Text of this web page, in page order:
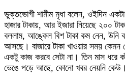
ভুক্তভোগী শামীম মৃধা বলেন, ওইদিন একটা
হাজার টাকায়, আর ইজারা নিয়েছে ২০০
বললাম, আঙ্কেল বিশ টাকা কম নেন, উনি
আসছে। বাজারে টাকা খাওয়ার সময় কেমন
একটু কাজ করবে সেটা না। তিন মাস ধরে
ভেঙে পড়ে আছে, কোনো খবর নেয়নি কেউ।